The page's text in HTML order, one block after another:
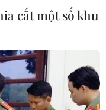
cắt một số khu